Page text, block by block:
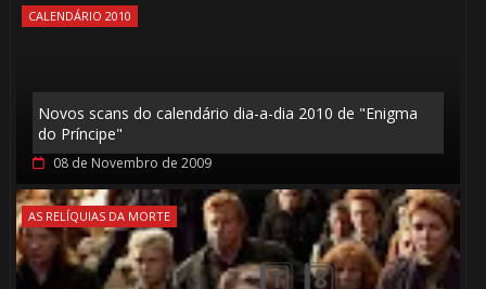
CALENDÁRIO 2010
Novos scans do calendário dia-a-dia 2010 de "Enigma
do Príncipe"
08 de Novembro de 2009
AS RELÍQUIAS DA MORTE
⚡
1️⃣ 8️⃣